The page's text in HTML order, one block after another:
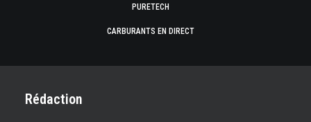
PURETECH
CARBURANTS EN DIRECT
Rédaction